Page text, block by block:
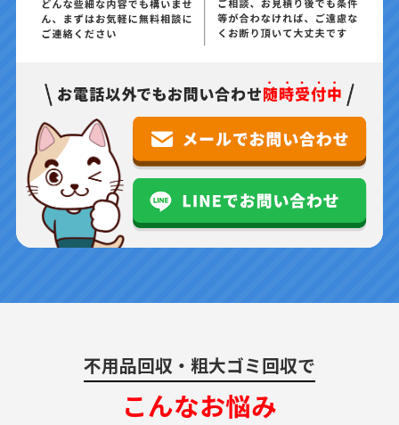
不用品回収・粗大ゴミ回収で
こんなお悩み